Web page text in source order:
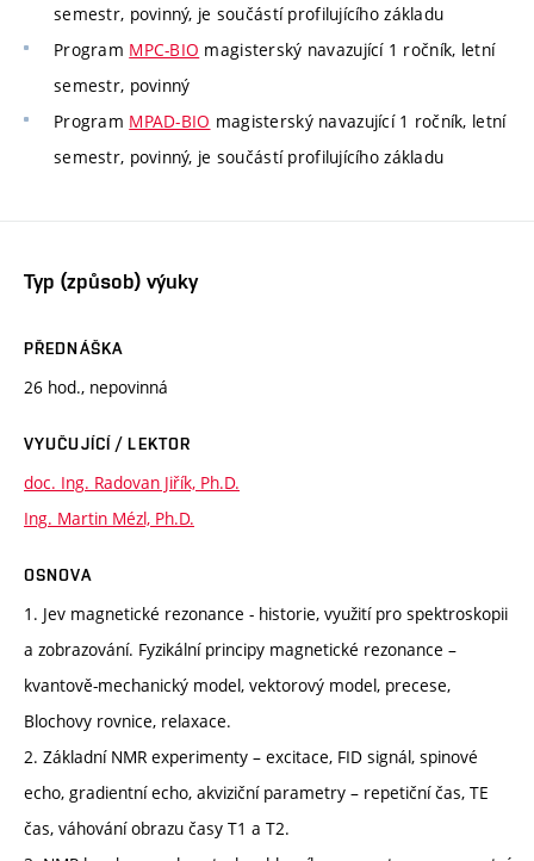
semestr, povinný, je součástí profilujícího základu
Program MPC-BIO magisterský navazující 1 ročník, letní
semestr, povinný
Program MPAD-BIO magisterský navazující 1 ročník, letní
semestr, povinný, je součástí profilujícího základu
Typ (způsob) výuky
PŘEDNÁŠKA
26 hod., nepovinná
VYUČUJÍCÍ / LEKTOR
doc. Ing. Radovan Jiřík, Ph.D.
Ing. Martin Mézl, Ph.D.
OSNOVA
1. Jev magnetické rezonance - historie, využití pro spektroskopii
a zobrazování. Fyzikální principy magnetické rezonance –
kvantově-mechanický model, vektorový model, precese,
Blochovy rovnice, relaxace.
2. Základní NMR experimenty – excitace, FID signál, spinové
echo, gradientní echo, akviziční parametry – repetiční čas, TE
čas, váhování obrazu časy T1 a T2.